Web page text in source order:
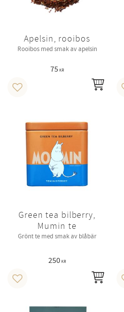
Apelsin, rooibos
Rooibos med smak av apelsin
75 KR
Lägg till i favoriter
Green tea bilberry,
Mumin te
Grönt te med smak av blåbär
250KR
Lägg till i favoriter